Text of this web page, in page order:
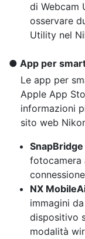
di Webcam
osservare
Utility nel
App per
Le app per
Apple App
informazioni
sito web
SnapBridge
fotocamera
NX
immagini
dispositivo
modalità